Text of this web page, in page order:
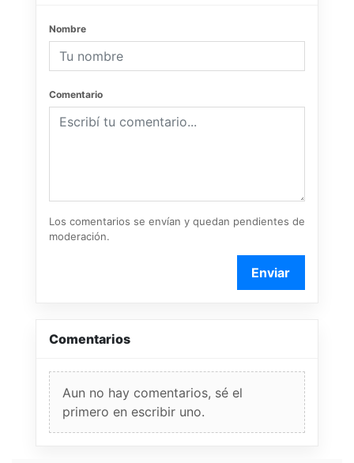
Nombre
Comentario
Los comentarios se envían y quedan pendientes de
moderación.
Enviar
Comentarios
Aun no hay comentarios, sé el
primero en escribir uno.